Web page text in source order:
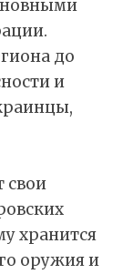
до
и
свои
хранится
оружия и